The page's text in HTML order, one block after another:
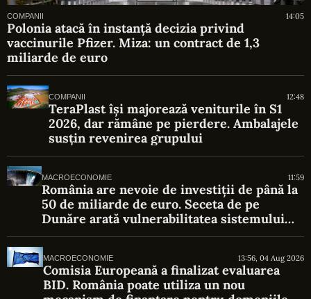
COMPANII 14:05
Polonia atacă în instanță decizia privind
vaccinurile Pfizer. Miza: un contract de 1,3
miliarde de euro
COMPANII 12:48
TeraPlast își majorează veniturile în S1
2026, dar rămâne pe pierdere. Ambalajele
susțin revenirea grupului
MACROECONOMIE 11:59
România are nevoie de investiții de până la
50 de miliarde de euro. Seceta de pe
Dunăre arată vulnerabilitatea sistemului
energetic
MACROECONOMIE 13:56, 04 Aug 2026
Comisia Europeană a finalizat evaluarea
BID. România poate utiliza un nou